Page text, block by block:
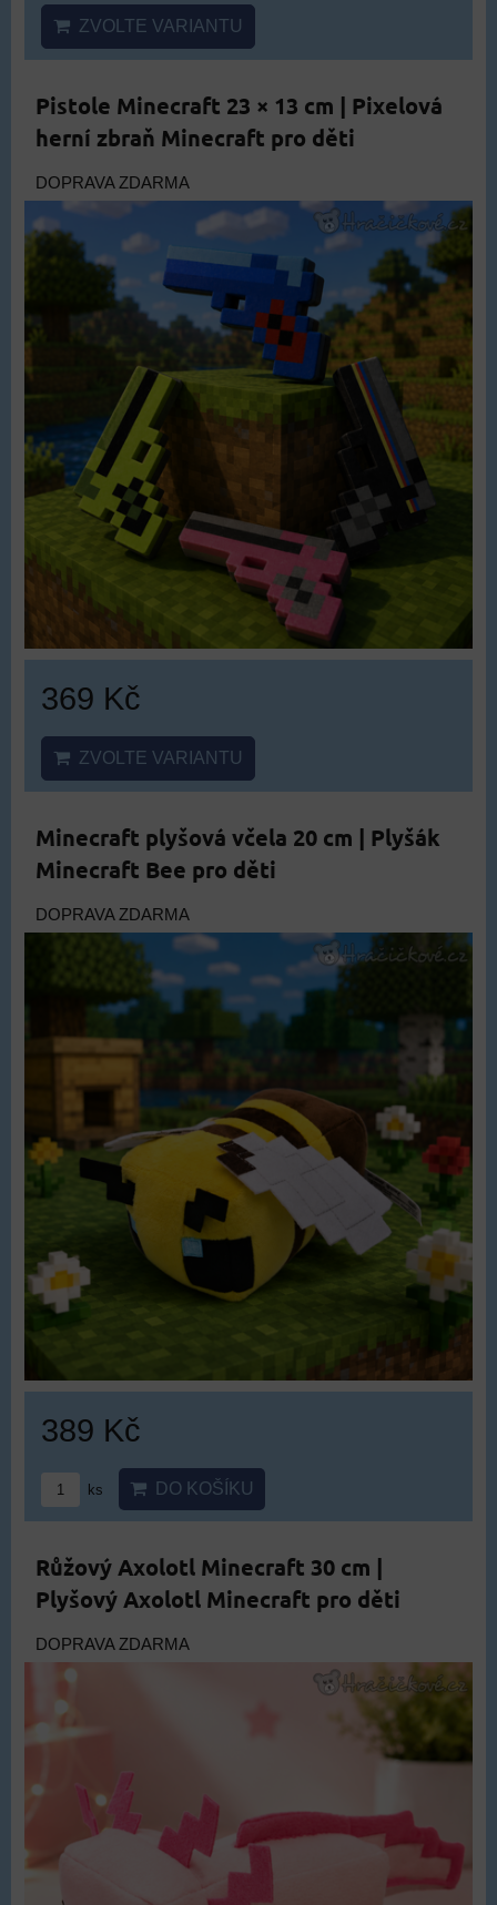
ZVOLTE VARIANTU
Pistole Minecraft 23 × 13 cm | Pixelová
herní zbraň Minecraft pro děti
DOPRAVA ZDARMA
369 Kč
ZVOLTE VARIANTU
Minecraft plyšová včela 20 cm | Plyšák
Minecraft Bee pro děti
DOPRAVA ZDARMA
389 Kč
ks DO KOŠÍKU
Růžový Axolotl Minecraft 30 cm |
Plyšový Axolotl Minecraft pro děti
DOPRAVA ZDARMA